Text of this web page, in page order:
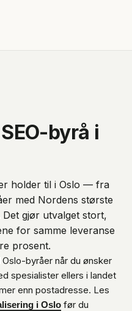
byrå i
holder til i Oslo — fra
med Nordens største
gjør utvalget stort,
for samme leveranse
prosent.
byråer når du ønsker
spesialister ellers i landet
enn postadresse. Les
i Oslo før du